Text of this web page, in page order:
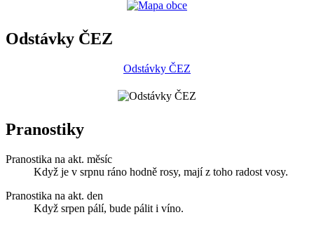
Odstávky ČEZ
Odstávky ČEZ
Pranostiky
Pranostika na akt. měsíc
Když je v srpnu ráno hodně rosy, mají z toho radost vosy.
Pranostika na akt. den
Když srpen pálí, bude pálit i víno.